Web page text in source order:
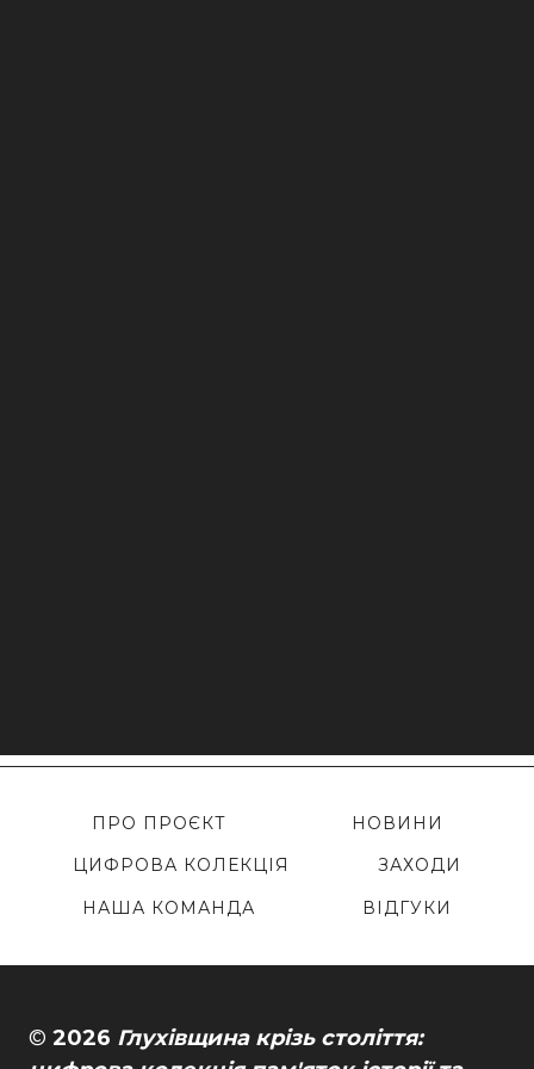
ПРО ПРОЄКТ
НОВИНИ
ЦИФРОВА КОЛЕКЦІЯ
ЗАХОДИ
НАША КОМАНДА
ВІДГУКИ
© 2026 Глухівщина крізь століття: